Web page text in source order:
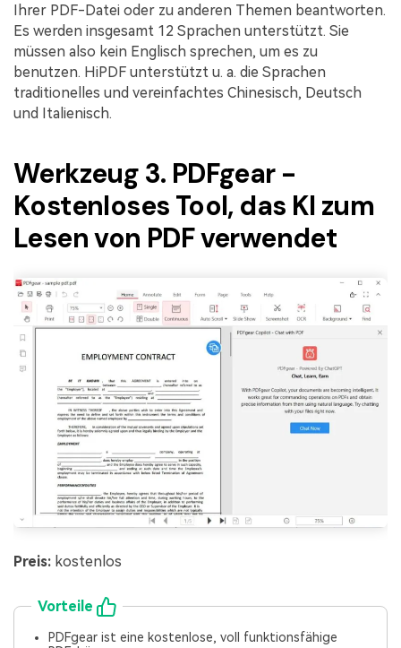
Ihrer PDF-Datei oder zu anderen Themen beantworten.
Es werden insgesamt 12 Sprachen unterstützt. Sie
müssen also kein Englisch sprechen, um es zu
benutzen. HiPDF unterstützt u. a. die Sprachen
traditionelles und vereinfachtes Chinesisch, Deutsch
und Italienisch.
Werkzeug 3. PDFgear -
Kostenloses Tool, das KI zum
Lesen von PDF verwendet
Preis: kostenlos
Vorteile
PDFgear ist eine kostenlose, voll funktionsfähige